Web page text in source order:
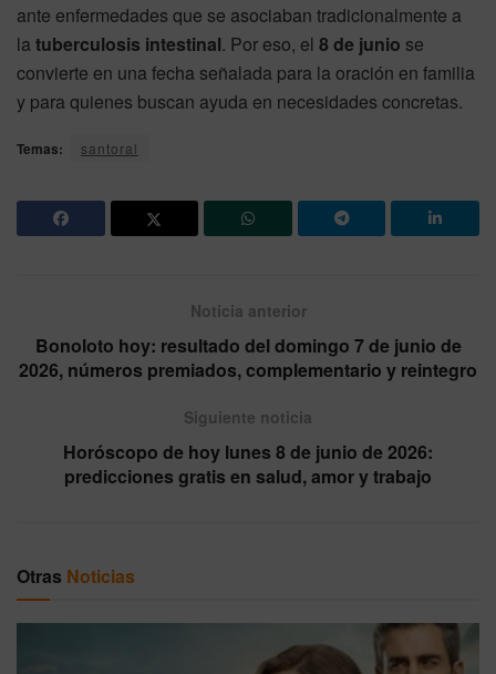
ante enfermedades que se asociaban tradicionalmente a
latuberculosis intestinal. Por eso, el 8 de junio se
convierte en una fecha señalada para la oración en familia
y para quienes buscan ayuda en necesidades concretas.
Temas: santoral
Noticia anterior
Bonoloto hoy: resultado del domingo 7 de junio de
2026, números premiados, complementario y reintegro
Siguiente noticia
Horóscopo de hoy lunes 8 de junio de 2026:
predicciones gratis en salud, amor y trabajo
Otras Noticias